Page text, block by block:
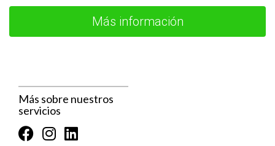
¿Cómo puedo encontrar la mejor ruta para mis
viajes diarios?
obtener información actualizada sobre horarios y rutas.
¿Existen descuentos para usuarios frecuentes?
Sí, muchas líneas ofrecen abonos mensuales o anuales que
Más información
Más sobre nuestros
servicios